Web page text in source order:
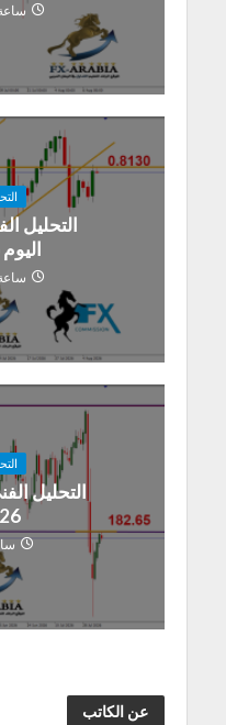
التحليل
اليوم 7/8/2026
التحليل
عن الكاتب